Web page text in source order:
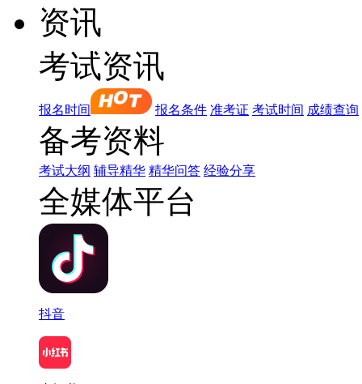
资讯
考试资讯
报名时间 报名条件 准考证 考试时间 成绩查询
备考资料
考试大纲 辅导精华 精华问答 经验分享
全媒体平台
抖音